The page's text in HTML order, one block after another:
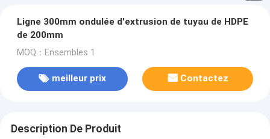
Ligne 300mm ondulée d'extrusion de tuyau de HDPE
de 200mm
MOQ：Ensembles 1
meilleur prix Contactez
Description De Produit